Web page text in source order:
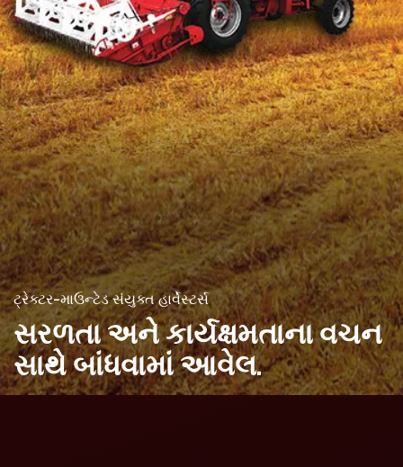
ટ્રેક્ટર-માઉન્ટેડ સંયુક્ત હાર્વેસ્ટર્સ
સરળતા અને કાર્યક્ષમતાનાવચન
સાથે બાંધવામાં આવેલ.